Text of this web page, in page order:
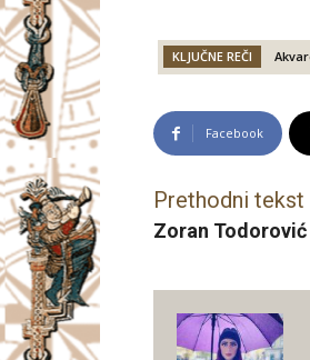
KLJUČNE REČI
Facebook
Prethodni tekst
Zoran